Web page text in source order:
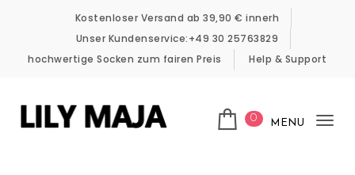
Kostenloser Versand ab 39,90 € innerh
Unser Kundenservice:+49 30 25763829
hochwertige Socken zum fairen Preis
Help & Support
0 MENU